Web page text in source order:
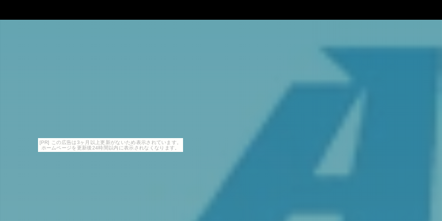
[PR] この広告は3ヶ月以上更新がないため表示されています。
ホームページを更新後24時間以内に表示されなくなります。